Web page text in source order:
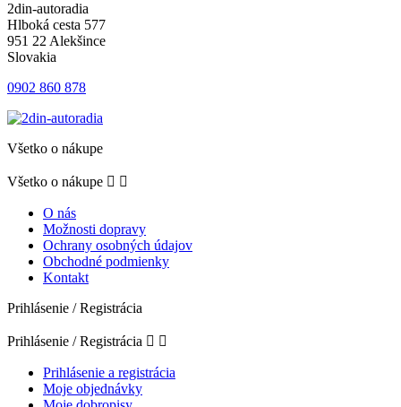
2din-autoradia
Hlboká cesta 577
951 22 Alekšince
Slovakia
0902 860 878
Všetko o nákupe
Všetko o nákupe  
O nás
Možnosti dopravy
Ochrany osobných údajov
Obchodné podmienky
Kontakt
Prihlásenie / Registrácia
Prihlásenie / Registrácia  
Prihlásenie a registrácia
Moje objednávky